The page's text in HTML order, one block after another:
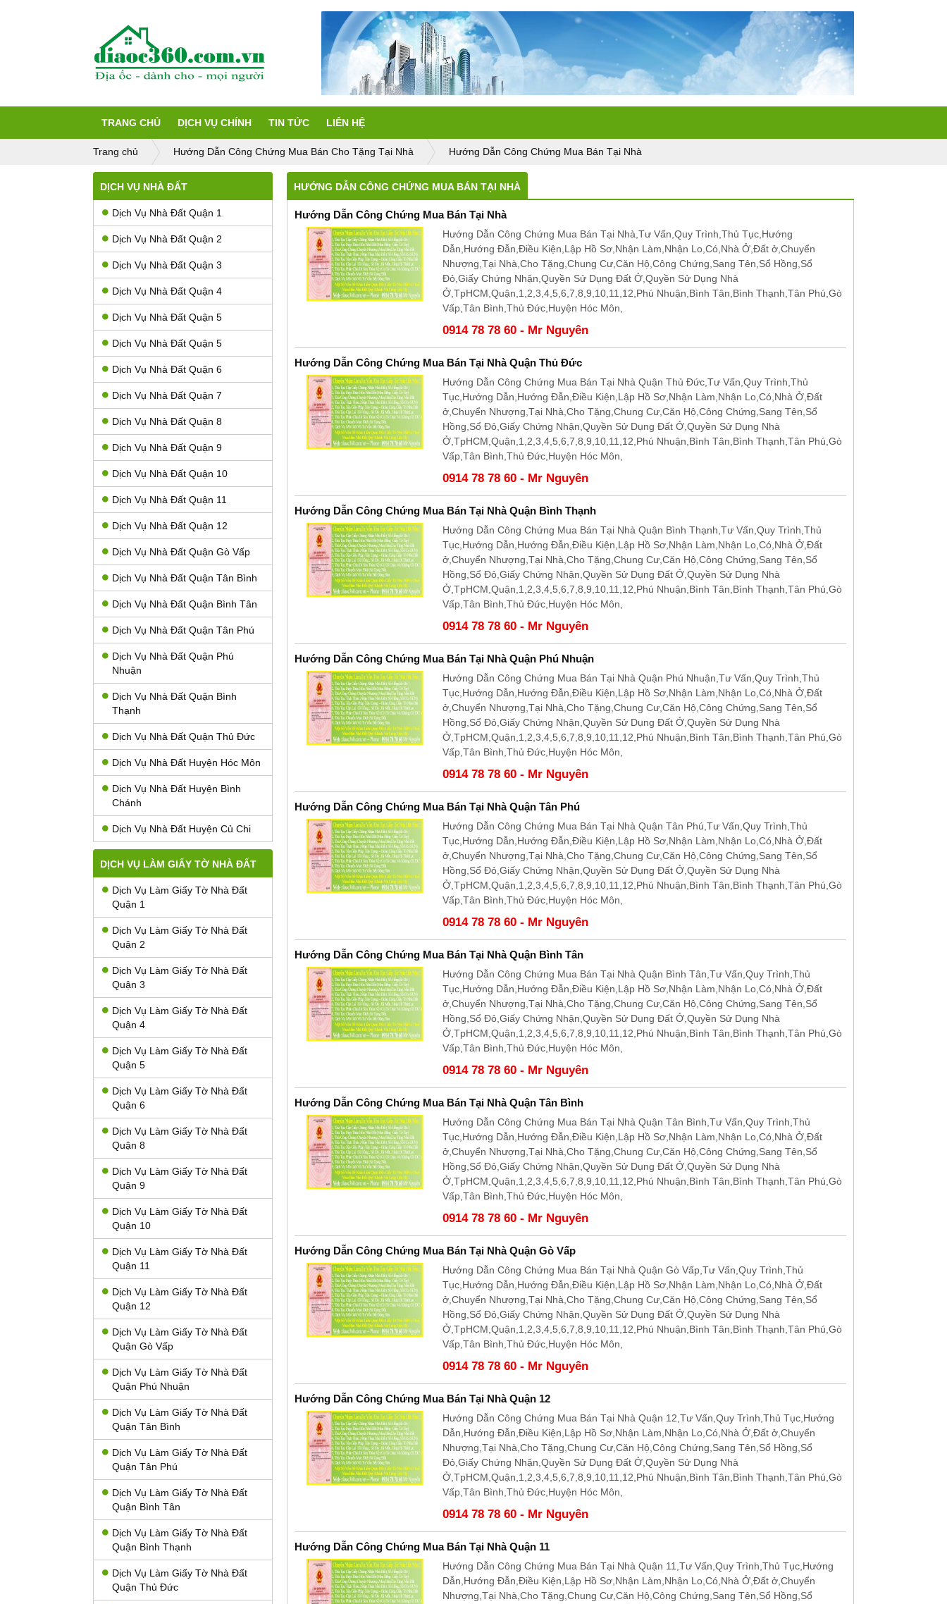
TRANG CHỦ DỊCH VỤ CHÍNH TIN TỨC LIÊN HỆ
Trang chủ Hướng Dẫn Công Chứng Mua Bán Cho Tặng Tại Nhà Hướng Dẫn Công Chứng Mua Bán Tại Nhà
DỊCH VỤ NHÀ ĐẤT
Dịch Vụ Nhà Đất Quận 1
Dịch Vụ Nhà Đất Quận 2
Dịch Vụ Nhà Đất Quận 3
Dịch Vụ Nhà Đất Quận 4
Dịch Vụ Nhà Đất Quận 5
Dịch Vụ Nhà Đất Quận 5
Dịch Vụ Nhà Đất Quận 6
Dịch Vụ Nhà Đất Quận 7
Dịch Vụ Nhà Đất Quận 8
Dịch Vụ Nhà Đất Quận 9
Dịch Vụ Nhà Đất Quận 10
Dịch Vụ Nhà Đất Quận 11
Dịch Vụ Nhà Đất Quận 12
Dịch Vụ Nhà Đất Quận Gò Vấp
Dịch Vụ Nhà Đất Quận Tân Bình
Dịch Vụ Nhà Đất Quận Bình Tân
Dịch Vụ Nhà Đất Quận Tân Phú
Dịch Vụ Nhà Đất Quận Phú
Nhuận
Dịch Vụ Nhà Đất Quận Bình
Thạnh
Dịch Vụ Nhà Đất Quận Thủ Đức
Dịch Vụ Nhà Đất Huyện Hóc Môn
Dịch Vụ Nhà Đất Huyện Bình
Chánh
Dịch Vụ Nhà Đất Huyện Củ Chi
DỊCH VỤ LÀM GIẤY TỜ NHÀ ĐẤT
Dịch Vụ Làm Giấy Tờ Nhà Đất
Quận 1
Dịch Vụ Làm Giấy Tờ Nhà Đất
Quận 2
Dịch Vụ Làm Giấy Tờ Nhà Đất
Quận 3
Dịch Vụ Làm Giấy Tờ Nhà Đất
Quận 4
Dịch Vụ Làm Giấy Tờ Nhà Đất
Quận 5
Dịch Vụ Làm Giấy Tờ Nhà Đất
Quận 6
Dịch Vụ Làm Giấy Tờ Nhà Đất
Quận 8
Dịch Vụ Làm Giấy Tờ Nhà Đất
Quận 9
Dịch Vụ Làm Giấy Tờ Nhà Đất
Quận 10
Dịch Vụ Làm Giấy Tờ Nhà Đất
Quận 11
Dịch Vụ Làm Giấy Tờ Nhà Đất
Quận 12
Dịch Vụ Làm Giấy Tờ Nhà Đất
Quận Gò Vấp
Dịch Vụ Làm Giấy Tờ Nhà Đất
Quận Phú Nhuận
Dịch Vụ Làm Giấy Tờ Nhà Đất
Quận Tân Bình
Dịch Vụ Làm Giấy Tờ Nhà Đất
Quận Tân Phú
Dịch Vụ Làm Giấy Tờ Nhà Đất
Quận Bình Tân
Dịch Vụ Làm Giấy Tờ Nhà Đất
Quận Bình Thạnh
Dịch Vụ Làm Giấy Tờ Nhà Đất
Quận Thủ Đức
HƯỚNG DẪN CÔNG CHỨNG MUA BÁN TẠI NHÀ
Hướng Dẫn Công Chứng Mua Bán Tại Nhà
Hướng Dẫn Công Chứng Mua Bán Tại Nhà,Tư Vấn,Quy Trình,Thủ Tục,Hướng
Dẫn,Hướng Đẫn,Điều Kiện,Lập Hồ Sơ,Nhận Làm,Nhận Lo,Có,Nhà Ở,Đất ở,Chuyển
Nhượng,Tại Nhà,Cho Tặng,Chung Cư,Căn Hộ,Công Chứng,Sang Tên,Sổ Hồng,Sổ
Đỏ,Giấy Chứng Nhận,Quyền Sử Dụng Đất Ở,Quyền Sử Dụng Nhà
Ở,TpHCM,Quận,1,2,3,4,5,6,7,8,9,10,11,12,Phú Nhuận,Bình Tân,Bình Thạnh,Tân Phú,Gò
Vấp,Tân Bình,Thủ Đức,Huyện Hóc Môn,
0914 78 78 60 - Mr Nguyên
Hướng Dẫn Công Chứng Mua Bán Tại Nhà Quận Thủ Đức
Hướng Dẫn Công Chứng Mua Bán Tại Nhà Quận Thủ Đức,Tư Vấn,Quy Trình,Thủ
Tục,Hướng Dẫn,Hướng Đẫn,Điều Kiện,Lập Hồ Sơ,Nhận Làm,Nhận Lo,Có,Nhà Ở,Đất
ở,Chuyển Nhượng,Tại Nhà,Cho Tặng,Chung Cư,Căn Hộ,Công Chứng,Sang Tên,Sổ
Hồng,Sổ Đỏ,Giấy Chứng Nhận,Quyền Sử Dụng Đất Ở,Quyền Sử Dụng Nhà
Ở,TpHCM,Quận,1,2,3,4,5,6,7,8,9,10,11,12,Phú Nhuận,Bình Tân,Bình Thạnh,Tân Phú,Gò
Vấp,Tân Bình,Thủ Đức,Huyện Hóc Môn,
0914 78 78 60 - Mr Nguyên
Hướng Dẫn Công Chứng Mua Bán Tại Nhà Quận Bình Thạnh
Hướng Dẫn Công Chứng Mua Bán Tại Nhà Quận Bình Thạnh,Tư Vấn,Quy Trình,Thủ
Tục,Hướng Dẫn,Hướng Đẫn,Điều Kiện,Lập Hồ Sơ,Nhận Làm,Nhận Lo,Có,Nhà Ở,Đất
ở,Chuyển Nhượng,Tại Nhà,Cho Tặng,Chung Cư,Căn Hộ,Công Chứng,Sang Tên,Sổ
Hồng,Sổ Đỏ,Giấy Chứng Nhận,Quyền Sử Dụng Đất Ở,Quyền Sử Dụng Nhà
Ở,TpHCM,Quận,1,2,3,4,5,6,7,8,9,10,11,12,Phú Nhuận,Bình Tân,Bình Thạnh,Tân Phú,Gò
Vấp,Tân Bình,Thủ Đức,Huyện Hóc Môn,
0914 78 78 60 - Mr Nguyên
Hướng Dẫn Công Chứng Mua Bán Tại Nhà Quận Phú Nhuận
Hướng Dẫn Công Chứng Mua Bán Tại Nhà Quận Phú Nhuận,Tư Vấn,Quy Trình,Thủ
Tục,Hướng Dẫn,Hướng Đẫn,Điều Kiện,Lập Hồ Sơ,Nhận Làm,Nhận Lo,Có,Nhà Ở,Đất
ở,Chuyển Nhượng,Tại Nhà,Cho Tặng,Chung Cư,Căn Hộ,Công Chứng,Sang Tên,Sổ
Hồng,Sổ Đỏ,Giấy Chứng Nhận,Quyền Sử Dụng Đất Ở,Quyền Sử Dụng Nhà
Ở,TpHCM,Quận,1,2,3,4,5,6,7,8,9,10,11,12,Phú Nhuận,Bình Tân,Bình Thạnh,Tân Phú,Gò
Vấp,Tân Bình,Thủ Đức,Huyện Hóc Môn,
0914 78 78 60 - Mr Nguyên
Hướng Dẫn Công Chứng Mua Bán Tại Nhà Quận Tân Phú
Hướng Dẫn Công Chứng Mua Bán Tại Nhà Quận Tân Phú,Tư Vấn,Quy Trình,Thủ
Tục,Hướng Dẫn,Hướng Đẫn,Điều Kiện,Lập Hồ Sơ,Nhận Làm,Nhận Lo,Có,Nhà Ở,Đất
ở,Chuyển Nhượng,Tại Nhà,Cho Tặng,Chung Cư,Căn Hộ,Công Chứng,Sang Tên,Sổ
Hồng,Sổ Đỏ,Giấy Chứng Nhận,Quyền Sử Dụng Đất Ở,Quyền Sử Dụng Nhà
Ở,TpHCM,Quận,1,2,3,4,5,6,7,8,9,10,11,12,Phú Nhuận,Bình Tân,Bình Thạnh,Tân Phú,Gò
Vấp,Tân Bình,Thủ Đức,Huyện Hóc Môn,
0914 78 78 60 - Mr Nguyên
Hướng Dẫn Công Chứng Mua Bán Tại Nhà Quận Bình Tân
Hướng Dẫn Công Chứng Mua Bán Tại Nhà Quận Bình Tân,Tư Vấn,Quy Trình,Thủ
Tục,Hướng Dẫn,Hướng Đẫn,Điều Kiện,Lập Hồ Sơ,Nhận Làm,Nhận Lo,Có,Nhà Ở,Đất
ở,Chuyển Nhượng,Tại Nhà,Cho Tặng,Chung Cư,Căn Hộ,Công Chứng,Sang Tên,Sổ
Hồng,Sổ Đỏ,Giấy Chứng Nhận,Quyền Sử Dụng Đất Ở,Quyền Sử Dụng Nhà
Ở,TpHCM,Quận,1,2,3,4,5,6,7,8,9,10,11,12,Phú Nhuận,Bình Tân,Bình Thạnh,Tân Phú,Gò
Vấp,Tân Bình,Thủ Đức,Huyện Hóc Môn,
0914 78 78 60 - Mr Nguyên
Hướng Dẫn Công Chứng Mua Bán Tại Nhà Quận Tân Bình
Hướng Dẫn Công Chứng Mua Bán Tại Nhà Quận Tân Bình,Tư Vấn,Quy Trình,Thủ
Tục,Hướng Dẫn,Hướng Đẫn,Điều Kiện,Lập Hồ Sơ,Nhận Làm,Nhận Lo,Có,Nhà Ở,Đất
ở,Chuyển Nhượng,Tại Nhà,Cho Tặng,Chung Cư,Căn Hộ,Công Chứng,Sang Tên,Sổ
Hồng,Sổ Đỏ,Giấy Chứng Nhận,Quyền Sử Dụng Đất Ở,Quyền Sử Dụng Nhà
Ở,TpHCM,Quận,1,2,3,4,5,6,7,8,9,10,11,12,Phú Nhuận,Bình Tân,Bình Thạnh,Tân Phú,Gò
Vấp,Tân Bình,Thủ Đức,Huyện Hóc Môn,
0914 78 78 60 - Mr Nguyên
Hướng Dẫn Công Chứng Mua Bán Tại Nhà Quận Gò Vấp
Hướng Dẫn Công Chứng Mua Bán Tại Nhà Quận Gò Vấp,Tư Vấn,Quy Trình,Thủ
Tục,Hướng Dẫn,Hướng Đẫn,Điều Kiện,Lập Hồ Sơ,Nhận Làm,Nhận Lo,Có,Nhà Ở,Đất
ở,Chuyển Nhượng,Tại Nhà,Cho Tặng,Chung Cư,Căn Hộ,Công Chứng,Sang Tên,Sổ
Hồng,Sổ Đỏ,Giấy Chứng Nhận,Quyền Sử Dụng Đất Ở,Quyền Sử Dụng Nhà
Ở,TpHCM,Quận,1,2,3,4,5,6,7,8,9,10,11,12,Phú Nhuận,Bình Tân,Bình Thạnh,Tân Phú,Gò
Vấp,Tân Bình,Thủ Đức,Huyện Hóc Môn,
0914 78 78 60 - Mr Nguyên
Hướng Dẫn Công Chứng Mua Bán Tại Nhà Quận 12
Hướng Dẫn Công Chứng Mua Bán Tại Nhà Quận 12,Tư Vấn,Quy Trình,Thủ Tục,Hướng
Dẫn,Hướng Đẫn,Điều Kiện,Lập Hồ Sơ,Nhận Làm,Nhận Lo,Có,Nhà Ở,Đất ở,Chuyển
Nhượng,Tại Nhà,Cho Tặng,Chung Cư,Căn Hộ,Công Chứng,Sang Tên,Sổ Hồng,Sổ
Đỏ,Giấy Chứng Nhận,Quyền Sử Dụng Đất Ở,Quyền Sử Dụng Nhà
Ở,TpHCM,Quận,1,2,3,4,5,6,7,8,9,10,11,12,Phú Nhuận,Bình Tân,Bình Thạnh,Tân Phú,Gò
Vấp,Tân Bình,Thủ Đức,Huyện Hóc Môn,
0914 78 78 60 - Mr Nguyên
Hướng Dẫn Công Chứng Mua Bán Tại Nhà Quận 11
Hướng Dẫn Công Chứng Mua Bán Tại Nhà Quận 11,Tư Vấn,Quy Trình,Thủ Tục,Hướng
Dẫn,Hướng Đẫn,Điều Kiện,Lập Hồ Sơ,Nhận Làm,Nhận Lo,Có,Nhà Ở,Đất ở,Chuyển
Nhượng,Tại Nhà,Cho Tặng,Chung Cư,Căn Hộ,Công Chứng,Sang Tên,Sổ Hồng,Sổ